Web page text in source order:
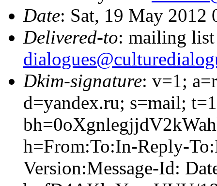
Date: Sat, 19 May 2012
Delivered-to: mailing
Dkim-signature: v=1;
d=yandex.ru; s=mail;
h=From:To:In-Reply-
Version:Message-Id: